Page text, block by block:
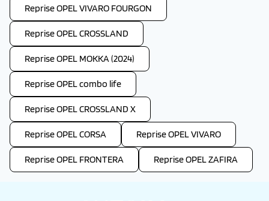
Reprise OPEL VIVARO FOURGON
Reprise OPEL CROSSLAND
Reprise OPEL MOKKA (2024)
Reprise OPEL combo life
Reprise OPEL CROSSLAND X
Reprise OPEL CORSA Reprise OPEL VIVARO
Reprise OPEL FRONTERA Reprise OPEL ZAFIRA